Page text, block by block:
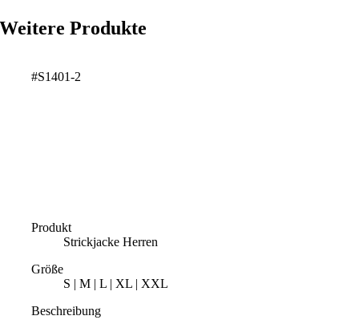
Weitere Produkte
#S1401-2
Produkt
Strickjacke Herren
Größe
S | M | L | XL | XXL
Beschreibung